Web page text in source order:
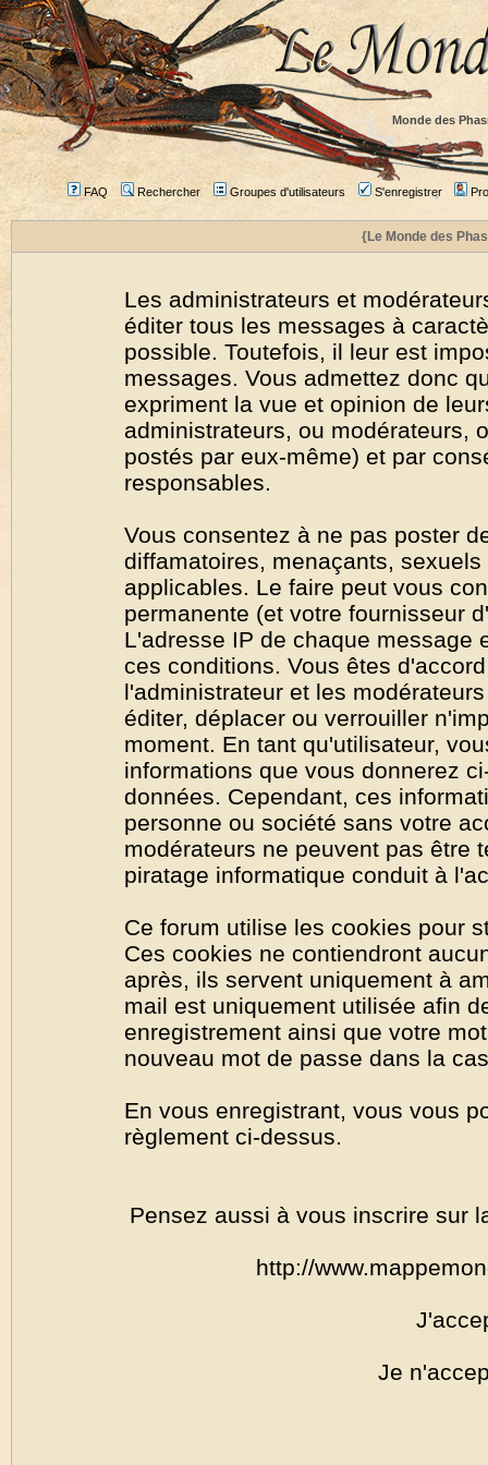
Monde des
FAQ Rechercher Groupes d'utilisateurs S'enregistrer
{Le Monde des
Les administrateurs et
éditer tous les messages à
possible. Toutefois, il leur est
messages. Vous admettez donc
expriment la vue et opinion de
administrateurs, ou modérateurs,
postés par eux-même) et par
responsables.
Vous consentez à ne pas poster
diffamatoires, menaçants,
applicables. Le faire peut vous
permanente (et votre fournisseur
L'adresse IP de chaque message
ces conditions. Vous êtes
l'administrateur et les
éditer, déplacer ou verrouiller
moment. En tant qu'utilisateur,
informations que vous donnerez
données. Cependant, ces
personne ou société sans votre
modérateurs ne peuvent pas être
piratage informatique conduit à
Ce forum utilise les cookies pour
Ces cookies ne contiendront
après, ils servent uniquement à
mail est uniquement utilisée afin
enregistrement ainsi que votre
nouveau mot de passe dans la
En vous enregistrant, vous vous
règlement ci-dessus.
Pensez aussi à vous inscrire sur
http://
Je